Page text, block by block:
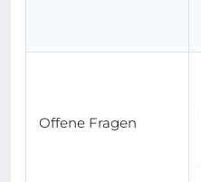
Offene Fragen